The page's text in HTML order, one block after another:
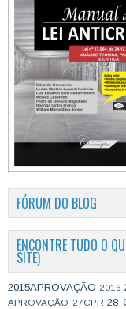
FÓRUM DO BLOG
ENCONTRE TUDO O
SITE)
2015APROVAÇÃO 2016
APROVAÇÃO 27CPR 28